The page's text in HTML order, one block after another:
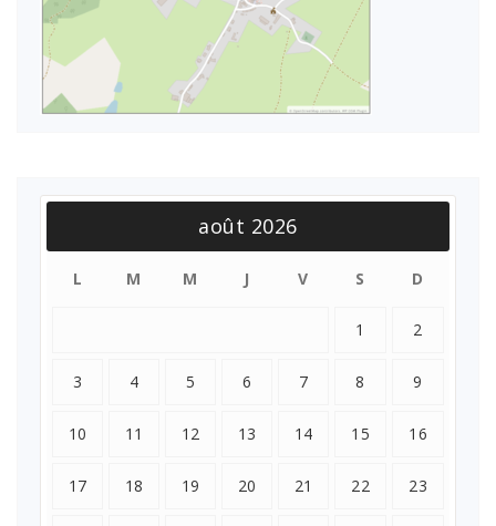
août 2026
L M M J V S D
1 2
3 4 5 6 7 8 9
10 11 12 13 14 15 16
17 18 19 20 21 22 23